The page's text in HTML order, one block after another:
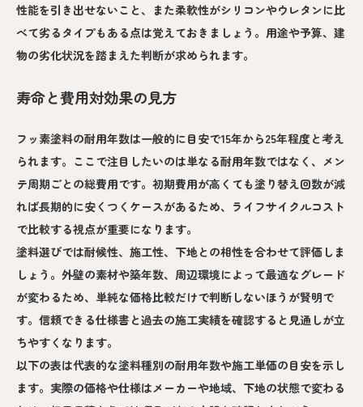
性能を引き出せないこと、また柔軟性がシリコンやウレタンに比
べて劣るタイプもある点は覚えておきましょう。用途や予算、建
物の劣化状況を踏まえた判断が求められます。
寿命と費用対効果の見方
フッ素塗料の耐用年数は一般的に目安で15年から25年程度と考え
られます。ここで注目したいのは単なる耐用年数ではなく、メン
テ周期ごとの総費用です。初期費用が高くても塗り替え回数が減
れば長期的に安くつくケースがあるため、ライフサイクルコスト
で比較する視点が重要になります。
塗料選びでは耐候性、施工性、下地との相性を合わせて評価しま
しょう。外壁の素材や築年数、周辺環境によって最適なグレード
が変わるため、単純な価格比較だけで判断しないほうが賢明で
す。信頼できる仕様書と過去の施工実績を確認すると見通しが立
ちやすくなります。
以下の表は代表的な塗料種別の耐用年数や施工単価の目安を示し
ます。実際の価格や仕様はメーカーや地域、下地の状態で変わる